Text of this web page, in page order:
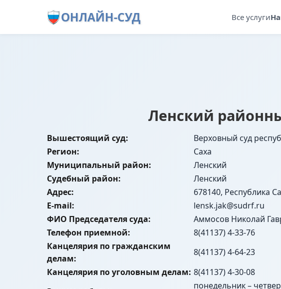
ОНЛАЙН-СУД Все услуги
Ленский
Вышестоящий суд:
Верховный суд
Регион:
Саха
Муниципальный район:
Ленский
Судебный район:
Ленский
Адрес:
678140, Республика
E-mail:
lensk.jak@sudrf.ru
ФИО Председателя суда:
Аммосов Николай
Телефон приемной:
8(41137) 4-33-76
Канцелярия по гражданским
делам:
8(41137) 4-64-23
Канцелярия по уголовным делам: 8(41137) 4-30-08
понедельник –